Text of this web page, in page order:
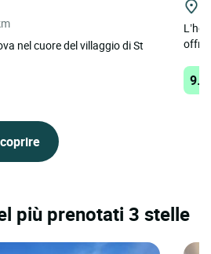
nel cuore del villaggio di St
più prenotati 3 stelle